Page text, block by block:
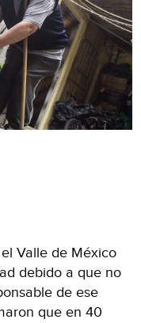
Valle de México
debido a que no
de ese
que en 40